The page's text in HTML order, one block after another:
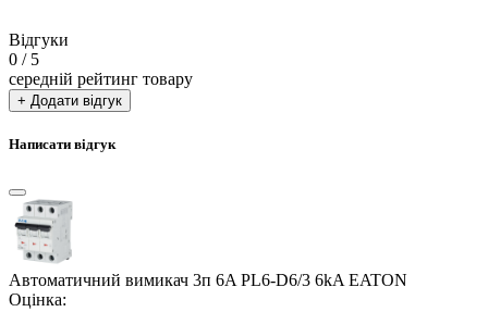
Відгуки
0 / 5
середній рейтинг товару
+ Додати відгук
Написати відгук
Автоматичний вимикач 3п 6A PL6-D6/3 6kA EATON
Оцінка: